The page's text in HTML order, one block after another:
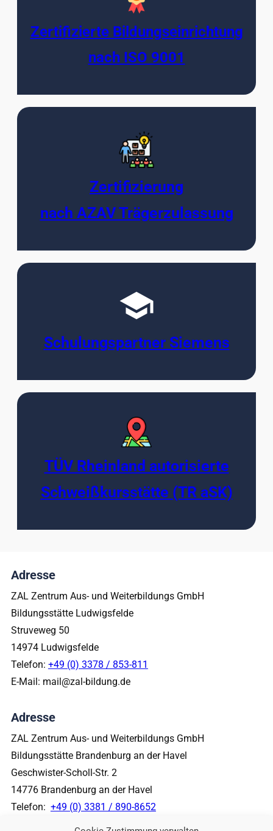
Zertifizierte Bildungseinrichtung
nach ISO 9001
Zertifizierung
nach AZAV Trägerzulassung
Schulungspartner Siemens
TÜV Rheinland autorisierte
Schweißkursstätte (TR aSK)
Adresse
ZAL Zentrum Aus- und Weiterbildungs GmbH
Bildungsstätte Ludwigsfelde
Struveweg 50
14974 Ludwigsfelde
Telefon: +49 (0) 3378 / 853-811
E-Mail: mail@zal-bildung.de
Adresse
ZAL Zentrum Aus- und Weiterbildungs GmbH
Bildungsstätte Brandenburg an der Havel
Geschwister-Scholl-Str. 2
14776 Brandenburg an der Havel
Telefon: +49 (0) 3381 / 890-8652
E-Mail: mail@zal-bildung.de